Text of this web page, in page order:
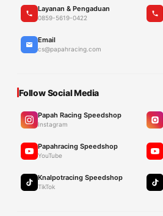
Layanan & Pengaduan
0859-5619-0422
Email
cs@papahracing.com
Follow Social Media
Papah Racing Speedshop
Instagram
Papahracing Speedshop
YouTube
Knalpotracing Speedshop
TikTok